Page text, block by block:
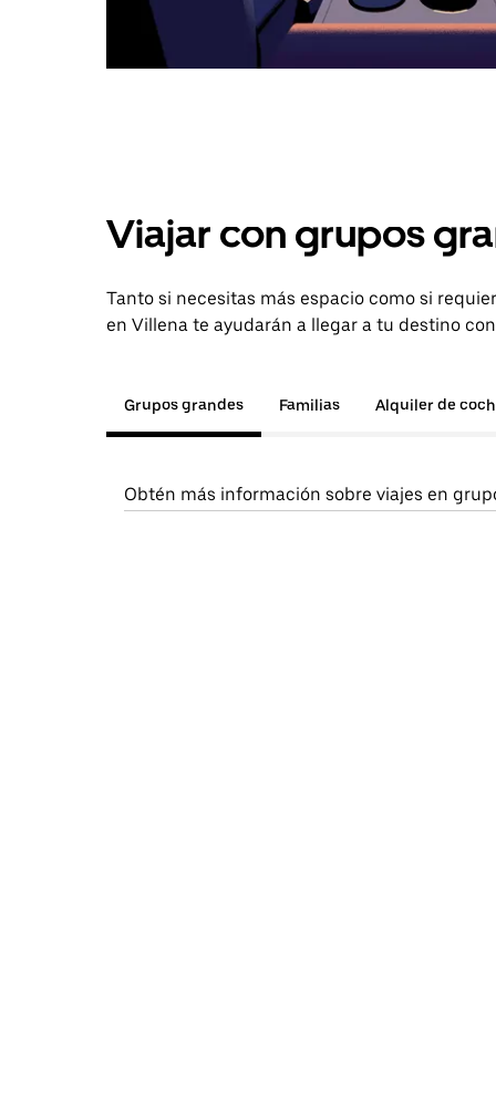
Viajar con grupos
Tanto si necesitas más espacio como si
en Villena te ayudarán a llegar a tu destino
Grupos grandes Familias Alquiler de
Obtén más información sobre viajes en